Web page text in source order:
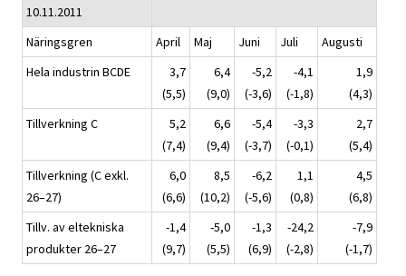
10.11.2011
Näringsgren April Maj Juni Juli
Augusti
Hela industrin BCDE
3,7
(5,5)
6,4
(9,0)
-5,2
(-3,6)
-4,1
(-1,8)
1,9
(4,3)
Tillverkning C
5,2
(7,4)
6,6
(9,4)
-5,4
(-3,7)
-3,3
(-0,1)
2,7
(5,4)
Tillverkning (C exkl.
26–27)
6,0
(6,6)
8,5
(10,2)
-6,2
(-5,6)
1,1
(0,8)
4,5
(6,8)
Tillv. av eltekniska
produkter 26–27
-1,4
(9,7)
-5,0
(5,5)
-1,3
(6,9)
-24,2
(-2,8)
-7,9
(-1,7)